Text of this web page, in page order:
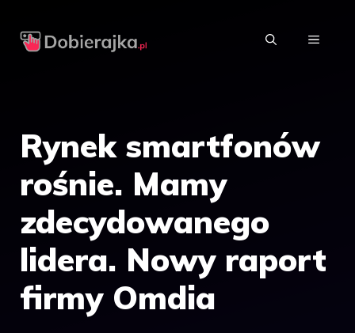
MENU
Rynek smartfonów
rośnie. Mamy
zdecydowanego
lidera. Nowy raport
firmy Omdia